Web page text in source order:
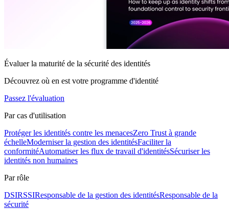
Évaluer la maturité de la sécurité des identités
Découvrez où en est votre programme d'identité
Passez l'évaluation
Par cas d'utilisation
Protéger les identités contre les menacesZero Trust à grande
échelleModerniser la gestion des identitésFaciliter la
conformitéAutomatiser les flux de travail d'identitésSécuriser les
identités non humaines
Par rôle
DSIRSSIResponsable de la gestion des identitésResponsable de la
sécurité